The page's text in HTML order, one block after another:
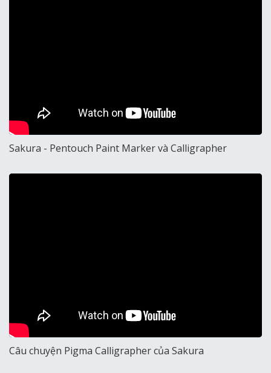
Sakura - Pentouch Paint Marker và Calligrapher
Câu chuyện Pigma Calligrapher của Sakura